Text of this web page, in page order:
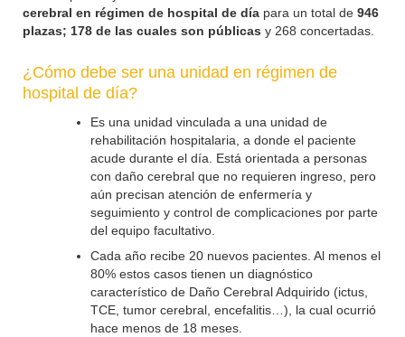
cerebral en régimen de hospital de día para un total de 946
plazas; 178 de las cuales son públicas y 268 concertadas.
¿Cómo debe ser una unidad en régimen de
hospital de día?
Es una unidad vinculada a una unidad de
rehabilitación hospitalaria, a donde el paciente
acude durante el día. Está orientada a personas
con daño cerebral que no requieren ingreso, pero
aún precisan atención de enfermería y
seguimiento y control de complicaciones por parte
del equipo facultativo.
Cada año recibe 20 nuevos pacientes. Al menos el
80% estos casos tienen un diagnóstico
característico de Daño Cerebral Adquirido (ictus,
TCE, tumor cerebral, encefalitis…), la cual ocurrió
hace menos de 18 meses.